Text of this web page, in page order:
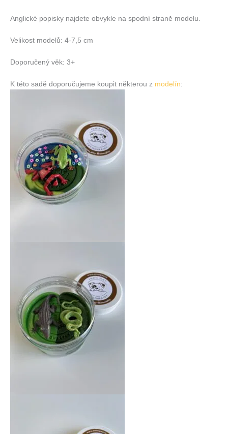
Anglické popisky najdete obvykle na spodní straně modelu.
Velikost modelů: 4-7,5 cm
Doporučený věk: 3+
K této sadě doporučujeme koupit některou z modelín: